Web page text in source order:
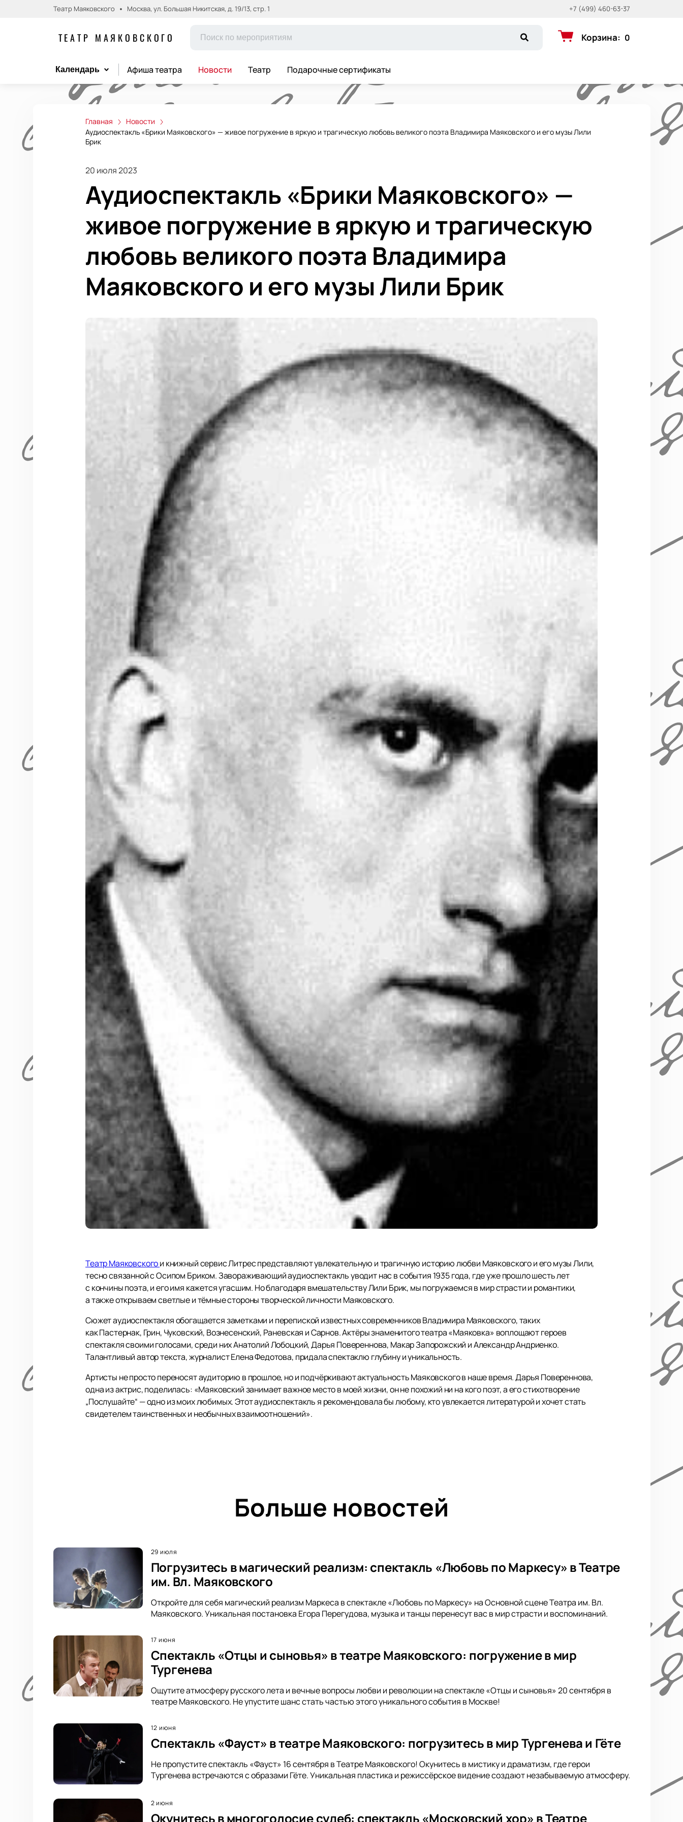
Театр Маяковского Москва, ул. Большая Никитская, д. 19/13, стр. 1 +7 (499) 460-63-37
ТЕАТР МАЯКОВСКОГО Корзина: 0
Календарь Афиша театра Новости Театр Подарочные сертификаты
Главная
Новости
Аудиоспектакль «Брики Маяковского» — живое погружение в яркую и трагическую любовь великого поэта Владимира Маяковского и его музы Лили
Брик
20 июля 2023
Аудиоспектакль «Брики Маяковского» —
живое погружение в яркую и трагическую
любовь великого поэта Владимира
Маяковского и его музы Лили Брик
Театр Маяковскогои книжный сервис Литрес представляют увлекательную и трагичную историю любви Маяковского и его музы Лили,
тесно связанной с Осипом Бриком. Завораживающий аудиоспектакль уводит нас в события 1935 года, где уже прошло шесть лет
с кончины поэта, и его имя кажется угасшим. Но благодаря вмешательству Лили Брик, мы погружаемся в мир страсти и романтики,
а также открываем светлые и тёмные стороны творческой личности Маяковского.
Сюжет аудиоспектакля обогащается заметками и перепиской известных современников Владимира Маяковского, таких
как Пастернак, Грин, Чуковский, Вознесенский, Раневская и Сарнов. Актёры знаменитого театра «Маяковка» воплощают героев
спектакля своими голосами, среди них Анатолий Лобоцкий, Дарья Повереннова, Макар Запорожский и Александр Андриенко.
Талантливый автор текста, журналист Елена Федотова, придала спектаклю глубину и уникальность.
Артисты не просто переносят аудиторию в прошлое, но и подчёркивают актуальность Маяковского в наше время. Дарья Повереннова,
одна из актрис, поделилась: «Маяковский занимает важное место в моей жизни, он не похожий ни на кого поэт, а его стихотворение
„Послушайте“ — одно из моих любимых. Этот аудиоспектакль я рекомендовала бы любому, кто увлекается литературой и хочет стать
свидетелем таинственных и необычных взаимоотношений».
Больше новостей
29 июля
Погрузитесь в магический реализм: спектакль «Любовь по Маркесу» в Театре
им. Вл. Маяковского
Откройте для себя магический реализм Маркеса в спектакле «Любовь по Маркесу» на Основной сцене Театра им. Вл.
Маяковского. Уникальная постановка Егора Перегудова, музыка и танцы перенесут вас в мир страсти и воспоминаний.
17 июня
Спектакль «Отцы и сыновья» в театре Маяковского: погружение в мир
Тургенева
Ощутите атмосферу русского лета и вечные вопросы любви и революции на спектакле «Отцы и сыновья» 20 сентября в
театре Маяковского. Не упустите шанс стать частью этого уникального события в Москве!
12 июня
Спектакль «Фауст» в театре Маяковского: погрузитесь в мир Тургенева и Гёте
Не пропустите спектакль «Фауст» 16 сентября в Театре Маяковского! Окунитесь в мистику и драматизм, где герои
Тургенева встречаются с образами Гёте. Уникальная пластика и режиссёрское видение создают незабываемую атмосферу.
2 июня
Окунитесь в многоголосие судеб: спектакль «Московский хор» в Театре